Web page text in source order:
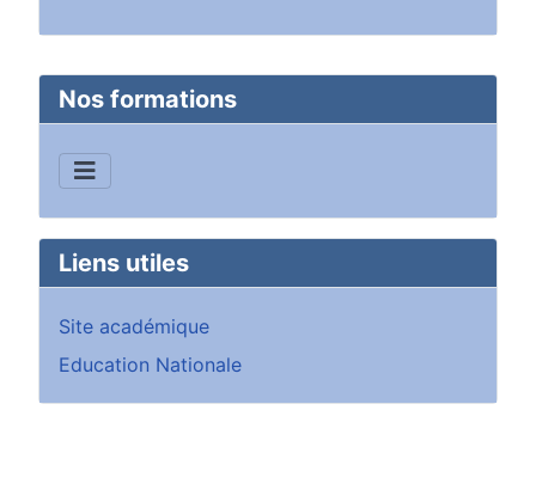
Nos formations
Liens utiles
Site académique
Education Nationale